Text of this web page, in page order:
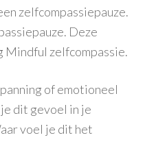
zelfcompassiepauze.
Deze
Mindful zelfcompassie.
of emotioneel
dit gevoel in je
voel je dit het